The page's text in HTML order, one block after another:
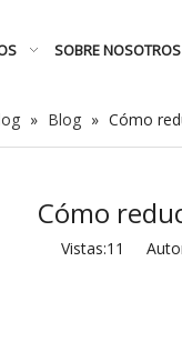
SOBRE NOSOTROS
» Blog » Cómo
Cómo
Vistas:11